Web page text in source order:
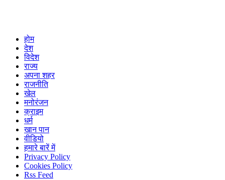
होम
देश
विदेश
राज्य
अपना शहर
राजनीति
खेल
मनोरंजन
क्राइम
धर्म
खान पान
वीडियो
हमारे बारें में
Privacy Policy
Cookies Policy
Rss Feed